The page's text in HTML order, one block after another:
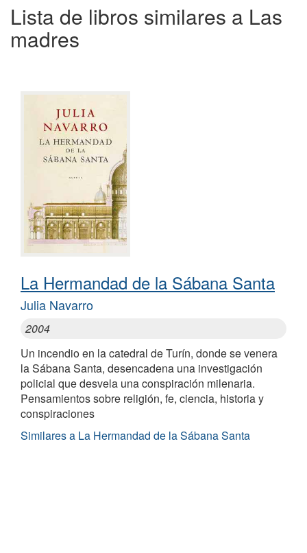
Lista de libros similares a Las
madres
La Hermandad de la Sábana Santa
Julia Navarro
2004
Un incendio en la catedral de Turín, donde se venera
la Sábana Santa, desencadena una investigación
policial que desvela una conspiración milenaria.
Pensamientos sobre religión, fe, ciencia, historia y
conspiraciones
Similares a La Hermandad de la Sábana Santa